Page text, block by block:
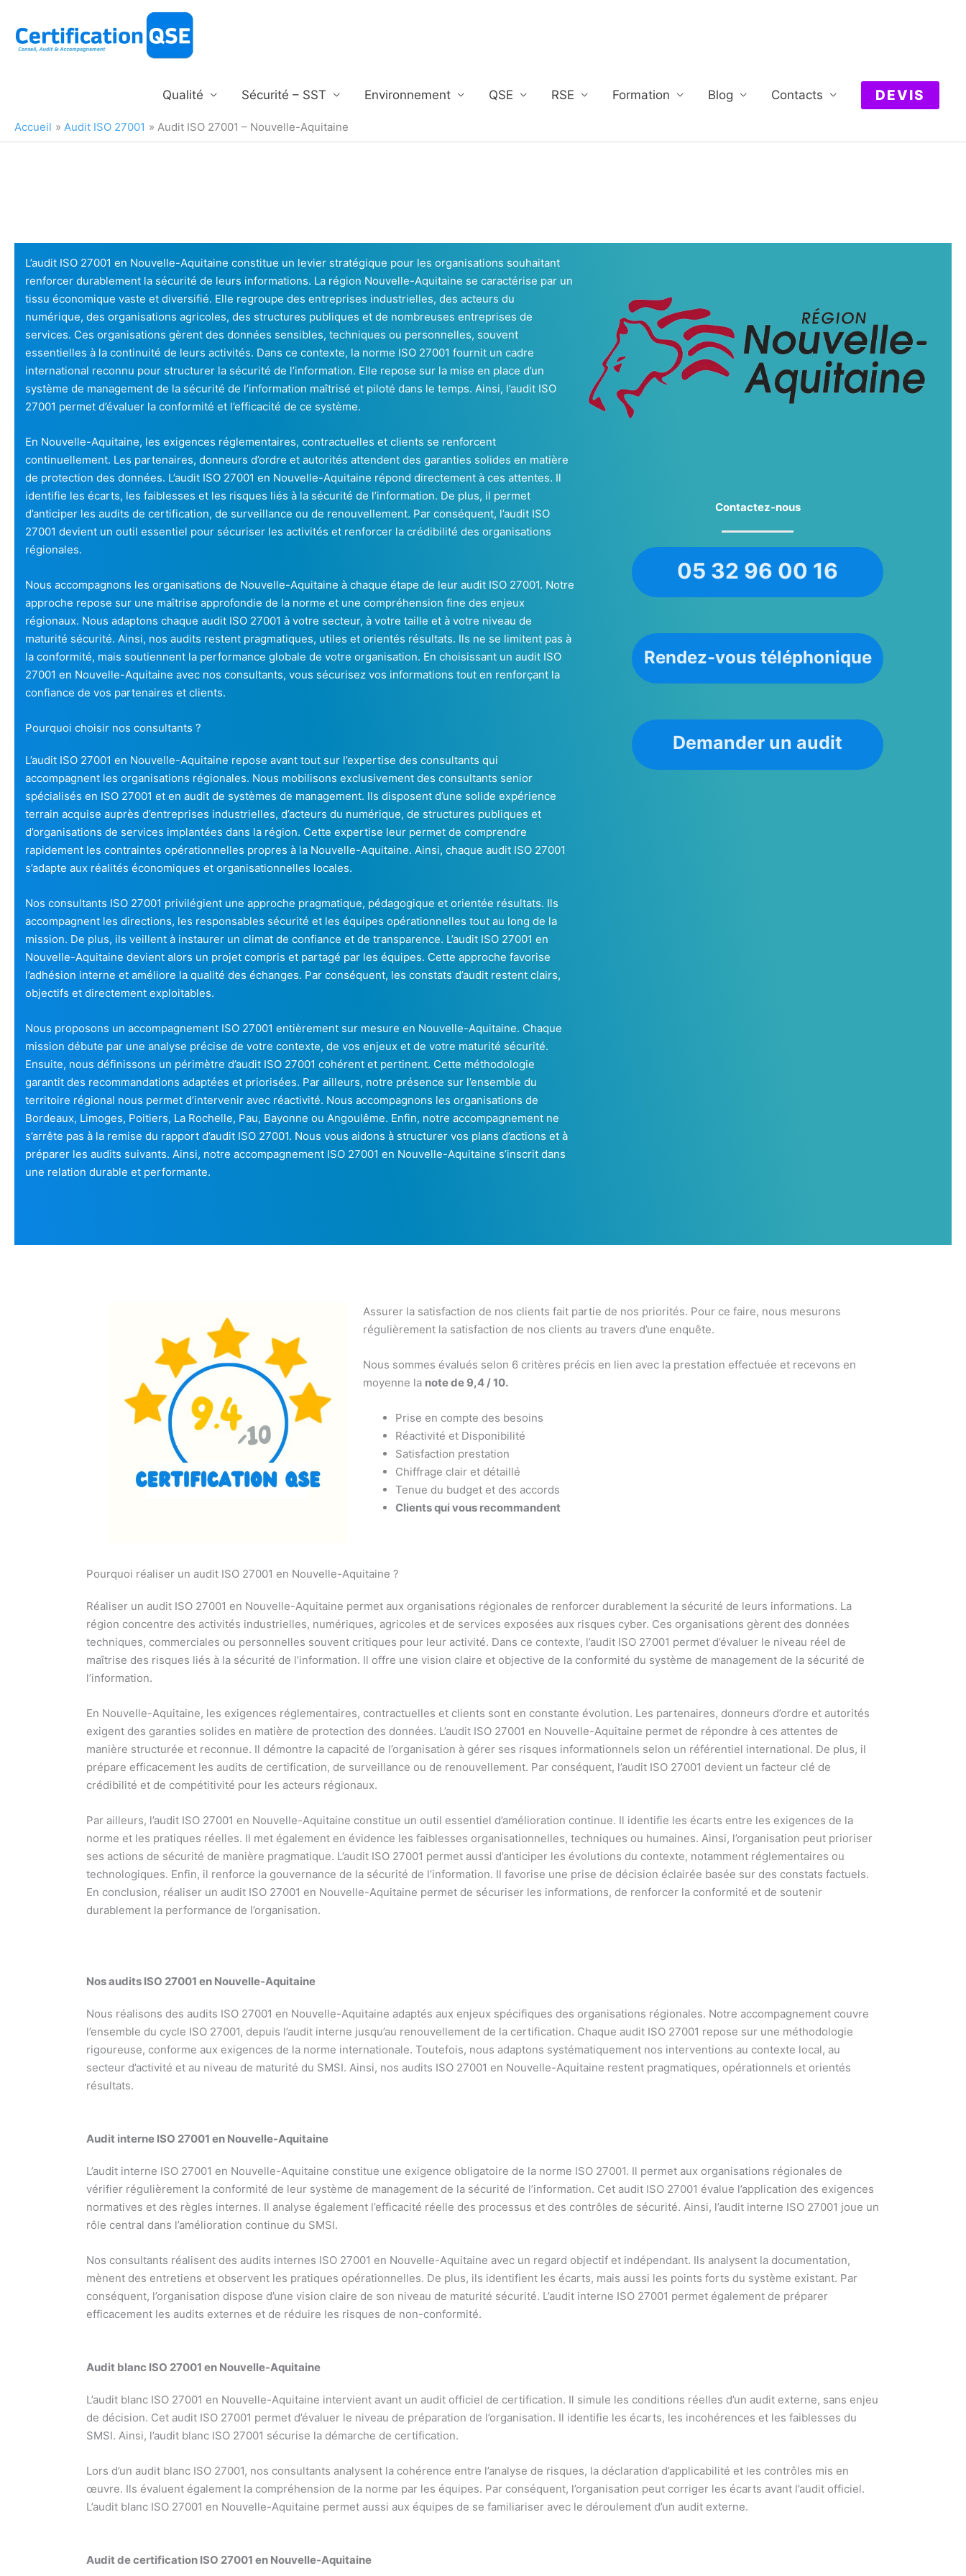
contenu
Qualité Sécurité – SST Environnement QSE RSE Formation Blog Contacts DEVIS
Accueil Audit ISO 27001 Audit ISO 27001 – Nouvelle-Aquitaine
L’audit ISO 27001 en Nouvelle-Aquitaine constitue un levier stratégique pour les organisations souhaitant
renforcer durablement la sécurité de leurs informations. La région Nouvelle-Aquitaine se caractérise par un
tissu économique vaste et diversifié. Elle regroupe des entreprises industrielles, des acteurs du
numérique, des organisations agricoles, des structures publiques et de nombreuses entreprises de
services. Ces organisations gèrent des données sensibles, techniques ou personnelles, souvent
essentielles à la continuité de leurs activités. Dans ce contexte, la norme ISO 27001 fournit un cadre
international reconnu pour structurer la sécurité de l’information. Elle repose sur la mise en place d’un
système de management de la sécurité de l’information maîtrisé et piloté dans le temps. Ainsi, l’audit ISO
27001 permet d’évaluer la conformité et l’efficacité de ce système.
En Nouvelle-Aquitaine, les exigences réglementaires, contractuelles et clients se renforcent
continuellement. Les partenaires, donneurs d’ordre et autorités attendent des garanties solides en matière
de protection des données. L’audit ISO 27001 en Nouvelle-Aquitaine répond directement à ces attentes. Il
identifie les écarts, les faiblesses et les risques liés à la sécurité de l’information. De plus, il permet
d’anticiper les audits de certification, de surveillance ou de renouvellement. Par conséquent, l’audit ISO
27001 devient un outil essentiel pour sécuriser les activités et renforcer la crédibilité des organisations
régionales.
Nous accompagnons les organisations de Nouvelle-Aquitaine à chaque étape de leur audit ISO 27001. Notre
approche repose sur une maîtrise approfondie de la norme et une compréhension fine des enjeux
régionaux. Nous adaptons chaque audit ISO 27001 à votre secteur, à votre taille et à votre niveau de
maturité sécurité. Ainsi, nos audits restent pragmatiques, utiles et orientés résultats. Ils ne se limitent pas à
la conformité, mais soutiennent la performance globale de votre organisation. En choisissant un audit ISO
27001 en Nouvelle-Aquitaine avec nos consultants, vous sécurisez vos informations tout en renforçant la
confiance de vos partenaires et clients.
Pourquoi choisir nos consultants ?
L’audit ISO 27001 en Nouvelle-Aquitaine repose avant tout sur l’expertise des consultants qui
accompagnent les organisations régionales. Nous mobilisons exclusivement des consultants senior
spécialisés en ISO 27001 et en audit de systèmes de management. Ils disposent d’une solide expérience
terrain acquise auprès d’entreprises industrielles, d’acteurs du numérique, de structures publiques et
d’organisations de services implantées dans la région. Cette expertise leur permet de comprendre
rapidement les contraintes opérationnelles propres à la Nouvelle-Aquitaine. Ainsi, chaque audit ISO 27001
s’adapte aux réalités économiques et organisationnelles locales.
Nos consultants ISO 27001 privilégient une approche pragmatique, pédagogique et orientée résultats. Ils
accompagnent les directions, les responsables sécurité et les équipes opérationnelles tout au long de la
mission. De plus, ils veillent à instaurer un climat de confiance et de transparence. L’audit ISO 27001 en
Nouvelle-Aquitaine devient alors un projet compris et partagé par les équipes. Cette approche favorise
l’adhésion interne et améliore la qualité des échanges. Par conséquent, les constats d’audit restent clairs,
objectifs et directement exploitables.
Nous proposons un accompagnement ISO 27001 entièrement sur mesure en Nouvelle-Aquitaine. Chaque
mission débute par une analyse précise de votre contexte, de vos enjeux et de votre maturité sécurité.
Ensuite, nous définissons un périmètre d’audit ISO 27001 cohérent et pertinent. Cette méthodologie
garantit des recommandations adaptées et priorisées. Par ailleurs, notre présence sur l’ensemble du
territoire régional nous permet d’intervenir avec réactivité. Nous accompagnons les organisations de
Bordeaux, Limoges, Poitiers, La Rochelle, Pau, Bayonne ou Angoulême. Enfin, notre accompagnement ne
s’arrête pas à la remise du rapport d’audit ISO 27001. Nous vous aidons à structurer vos plans d’actions et à
préparer les audits suivants. Ainsi, notre accompagnement ISO 27001 en Nouvelle-Aquitaine s’inscrit dans
une relation durable et performante.
Contactez-nous
05 32 96 00 16
Rendez-vous téléphonique
Demander un audit
Assurer la satisfaction de nos clients fait partie de nos priorités. Pour ce faire, nous mesurons
régulièrement la satisfaction de nos clients au travers d’une enquête.
Nous sommes évalués selon 6 critères précis en lien avec la prestation effectuée et recevons en
moyenne la note de 9,4 / 10.
Prise en compte des besoins
Réactivité et Disponibilité
Satisfaction prestation
Chiffrage clair et détaillé
Tenue du budget et des accords
Clients qui vous recommandent
Pourquoi réaliser un audit ISO 27001 en Nouvelle-Aquitaine ?
Réaliser un audit ISO 27001 en Nouvelle-Aquitaine permet aux organisations régionales de renforcer durablement la sécurité de leurs informations. La
région concentre des activités industrielles, numériques, agricoles et de services exposées aux risques cyber. Ces organisations gèrent des données
techniques, commerciales ou personnelles souvent critiques pour leur activité. Dans ce contexte, l’audit ISO 27001 permet d’évaluer le niveau réel de
maîtrise des risques liés à la sécurité de l’information. Il offre une vision claire et objective de la conformité du système de management de la sécurité de
l’information.
En Nouvelle-Aquitaine, les exigences réglementaires, contractuelles et clients sont en constante évolution. Les partenaires, donneurs d’ordre et autorités
exigent des garanties solides en matière de protection des données. L’audit ISO 27001 en Nouvelle-Aquitaine permet de répondre à ces attentes de
manière structurée et reconnue. Il démontre la capacité de l’organisation à gérer ses risques informationnels selon un référentiel international. De plus, il
prépare efficacement les audits de certification, de surveillance ou de renouvellement. Par conséquent, l’audit ISO 27001 devient un facteur clé de
crédibilité et de compétitivité pour les acteurs régionaux.
Par ailleurs, l’audit ISO 27001 en Nouvelle-Aquitaine constitue un outil essentiel d’amélioration continue. Il identifie les écarts entre les exigences de la
norme et les pratiques réelles. Il met également en évidence les faiblesses organisationnelles, techniques ou humaines. Ainsi, l’organisation peut prioriser
ses actions de sécurité de manière pragmatique. L’audit ISO 27001 permet aussi d’anticiper les évolutions du contexte, notamment réglementaires ou
technologiques. Enfin, il renforce la gouvernance de la sécurité de l’information. Il favorise une prise de décision éclairée basée sur des constats factuels.
En conclusion, réaliser un audit ISO 27001 en Nouvelle-Aquitaine permet de sécuriser les informations, de renforcer la conformité et de soutenir
durablement la performance de l’organisation.
Nos audits ISO 27001en Nouvelle-Aquitaine
Nous réalisons des audits ISO 27001 en Nouvelle-Aquitaine adaptés aux enjeux spécifiques des organisations régionales. Notre accompagnement couvre
l’ensemble du cycle ISO 27001, depuis l’audit interne jusqu’au renouvellement de la certification. Chaque audit ISO 27001 repose sur une méthodologie
rigoureuse, conforme aux exigences de la norme internationale. Toutefois, nous adaptons systématiquement nos interventions au contexte local, au
secteur d’activité et au niveau de maturité du SMSI. Ainsi, nos audits ISO 27001 en Nouvelle-Aquitaine restent pragmatiques, opérationnels et orientés
résultats.
Audit interne ISO 27001en Nouvelle-Aquitaine
L’audit interne ISO 27001 en Nouvelle-Aquitaine constitue une exigence obligatoire de la norme ISO 27001. Il permet aux organisations régionales de
vérifier régulièrement la conformité de leur système de management de la sécurité de l’information. Cet audit ISO 27001 évalue l’application des exigences
normatives et des règles internes. Il analyse également l’efficacité réelle des processus et des contrôles de sécurité. Ainsi, l’audit interne ISO 27001 joue un
rôle central dans l’amélioration continue du SMSI.
Nos consultants réalisent des audits internes ISO 27001 en Nouvelle-Aquitaine avec un regard objectif et indépendant. Ils analysent la documentation,
mènent des entretiens et observent les pratiques opérationnelles. De plus, ils identifient les écarts, mais aussi les points forts du système existant. Par
conséquent, l’organisation dispose d’une vision claire de son niveau de maturité sécurité. L’audit interne ISO 27001 permet également de préparer
efficacement les audits externes et de réduire les risques de non-conformité.
Audit blanc ISO 27001en Nouvelle-Aquitaine
L’audit blanc ISO 27001 en Nouvelle-Aquitaine intervient avant un audit officiel de certification. Il simule les conditions réelles d’un audit externe, sans enjeu
de décision. Cet audit ISO 27001 permet d’évaluer le niveau de préparation de l’organisation. Il identifie les écarts, les incohérences et les faiblesses du
SMSI. Ainsi, l’audit blanc ISO 27001 sécurise la démarche de certification.
Lors d’un audit blanc ISO 27001, nos consultants analysent la cohérence entre l’analyse de risques, la déclaration d’applicabilité et les contrôles mis en
œuvre. Ils évaluent également la compréhension de la norme par les équipes. Par conséquent, l’organisation peut corriger les écarts avant l’audit officiel.
L’audit blanc ISO 27001 en Nouvelle-Aquitaine permet aussi aux équipes de se familiariser avec le déroulement d’un audit externe.
Audit de certification ISO 27001en Nouvelle-Aquitaine